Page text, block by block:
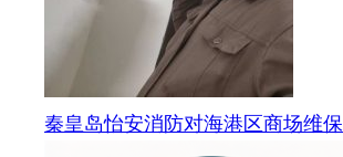
秦皇岛怡安消防对海港区商场维保